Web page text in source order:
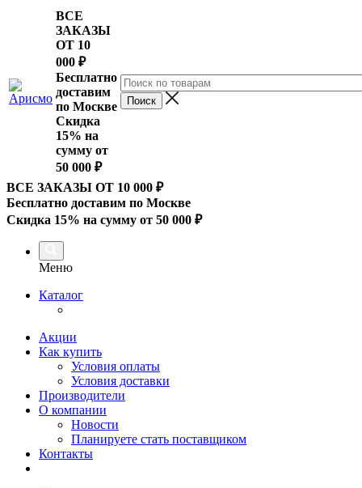
ВСЕ
ЗАКАЗЫ
ОТ 10
000 ₽
Бесплатно
доставим
по Москве
Скидка
15% на
сумму от
50 000 ₽
ВСЕ ЗАКАЗЫ ОТ 10 000 ₽
Бесплатно доставим по Москве
Скидка 15% на сумму от 50 000 ₽
Меню
Каталог
Акции
Как купить
Условия оплаты
Условия доставки
Производители
О компании
Новости
Планируете стать поставщиком
Контакты